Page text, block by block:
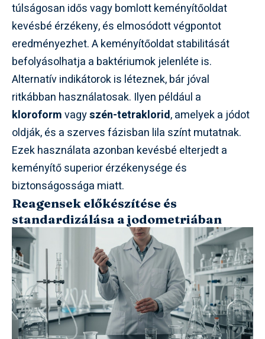
túlságosan idős vagy bomlott keményítőoldat
kevésbé érzékeny, és elmosódott végpontot
eredményezhet. A keményítőoldat stabilitását
befolyásolhatja a baktériumok jelenléte is.
Alternatív indikátorok is léteznek, bár jóval
ritkábban használatosak. Ilyen például a
kloroformvagyszén-tetraklorid, amelyek a jódot
oldják, és a szerves fázisban lila színt mutatnak.
Ezek használata azonban kevésbé elterjedt a
keményítő superior érzékenysége és
biztonságossága miatt.
Reagensek előkészítése és
standardizálása a jodometriában